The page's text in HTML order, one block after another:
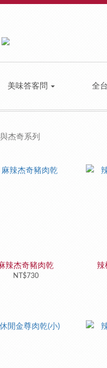
美味答客問 全
杰奇系列
辣杰奇豬肉乾
NT$730
辣